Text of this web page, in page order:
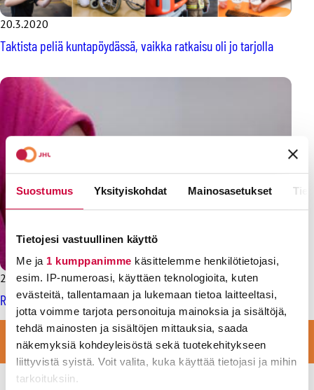
Suostumus Yksityiskohdat Mainosasetukset
Tietojesi vastuullinen käyttö
Me ja 1 kumppanimme käsittelemme henkilötietojasi,
esim. IP-numeroasi, käyttäen teknologioita, kuten
evästeitä, tallentamaan ja lukemaan tietoa laitteeltasi,
jotta voimme tarjota personoituja mainoksia ja sisältöjä,
tehdä mainosten ja sisältöjen mittauksia, saada
näkemyksiä kohdeyleisöstä sekä tuotekehitykseen
liittyvistä syistä. Voit valita, kuka käyttää tietojasi ja mihin
tarkoituksiin.
20.3.2020
Taktista peliä kuntapöydässä, vaikka ratkaisu oli jo tarjolla
24.1.2019
Rokotteen ei pitäisi olla pakkopullaa vaan etuoikeus
LIITY VAHVAAN JOUKKOON
LIITY JÄSENEKSI